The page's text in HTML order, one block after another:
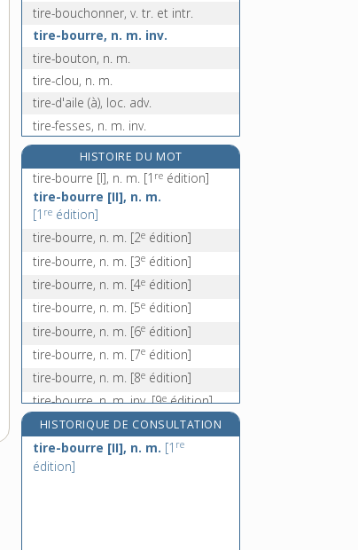
tire-bouchonner, v. tr. et intr.
tire-bourre, n. m. inv.
tire-bouton, n. m.
tire-clou, n. m.
tire-d'aile (à), loc. adv.
tire-fesses, n. m. inv.
tire-fond, n. m. inv.
tire-laine, n. m. inv.
tire-laisse, n. m.[7
édition]
tire-lait, n. m. inv.
tire-larigot (à), loc. adv.
HISTOIRE DU MOT
tire-bourre [I], n. m. [1 re édition]
tire-bourre [II], n. m.
[1 re édition]
tire-bourre, n. m. [2e édition]
tire-bourre, n. m. [3e édition]
tire-bourre, n. m. [4e édition]
tire-bourre, n. m. [5e édition]
tire-bourre, n. m. [6e édition]
tire-bourre, n. m. [7e édition]
tire-bourre, n. m. [8e édition]
tire-bourre, n. m. inv.[9eédition]
HISTORIQUE DE CONSULTATION
tire-bourre [II], n. m. [1 re
édition]